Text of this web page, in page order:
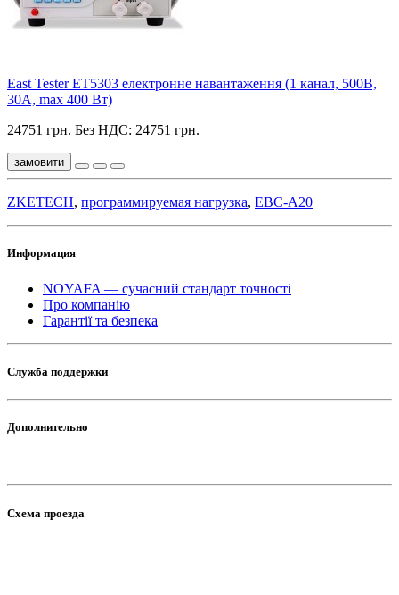
East Tester ET5303 електронне навантаження (1 канал, 500В,
30А, max 400 Вт)
24751 грн. Без НДС: 24751 грн.
замовити
ZKETECH, программируемая нагрузка, EBC-A20
Информация
NOYAFA — сучасний стандарт точності
Про компанію
Гарантії та безпека
Служба поддержки
Дополнительно
Схема проезда